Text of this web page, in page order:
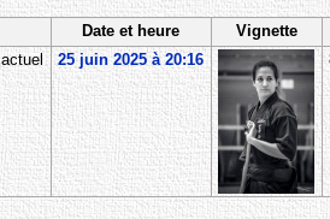
Date et heure
Vignette
actuel
25 juin 2025 à 20:16